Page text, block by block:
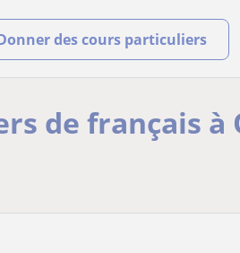
des cours particuliers
de français à